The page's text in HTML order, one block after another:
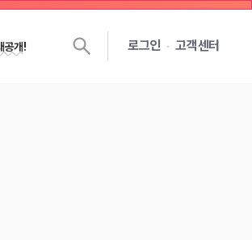
요! 로그인 고객센터